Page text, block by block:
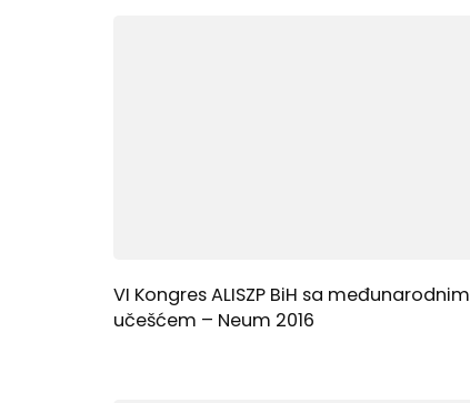
VI Kongres ALISZP BiH sa međunarodnim
učešćem – Neum 2016